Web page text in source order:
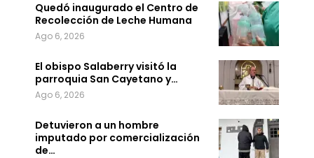
Quedó inaugurado el Centro de
Recolección de Leche Humana
Ago 6, 2026
El obispo Salaberry visitó la
parroquia San Cayetano y…
Ago 6, 2026
Detuvieron a un hombre
imputado por comercialización
de…